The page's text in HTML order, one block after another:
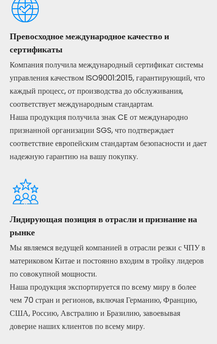
Превосходное международное качество и
сертификаты
Компания получила международный сертификат системы
управления качеством ISO9001:2015, гарантирующий, что
каждый процесс, от производства до обслуживания,
соответствует международным стандартам.
Наша продукция получила знак CE от международно
признанной организации SGS, что подтверждает
соответствие европейским стандартам безопасности и дает
надежную гарантию на вашу покупку.
Лидирующая позиция в отрасли и признание на
рынке
Мы являемся ведущей компанией в отрасли резки с ЧПУ в
материковом Китае и постоянно входим в тройку лидеров
по совокупной мощности.
Наша продукция экспортируется по всему миру в более
чем 70 стран и регионов, включая Германию, Францию,
США, Россию, Австралию и Бразилию, завоевывая
доверие наших клиентов по всему миру.